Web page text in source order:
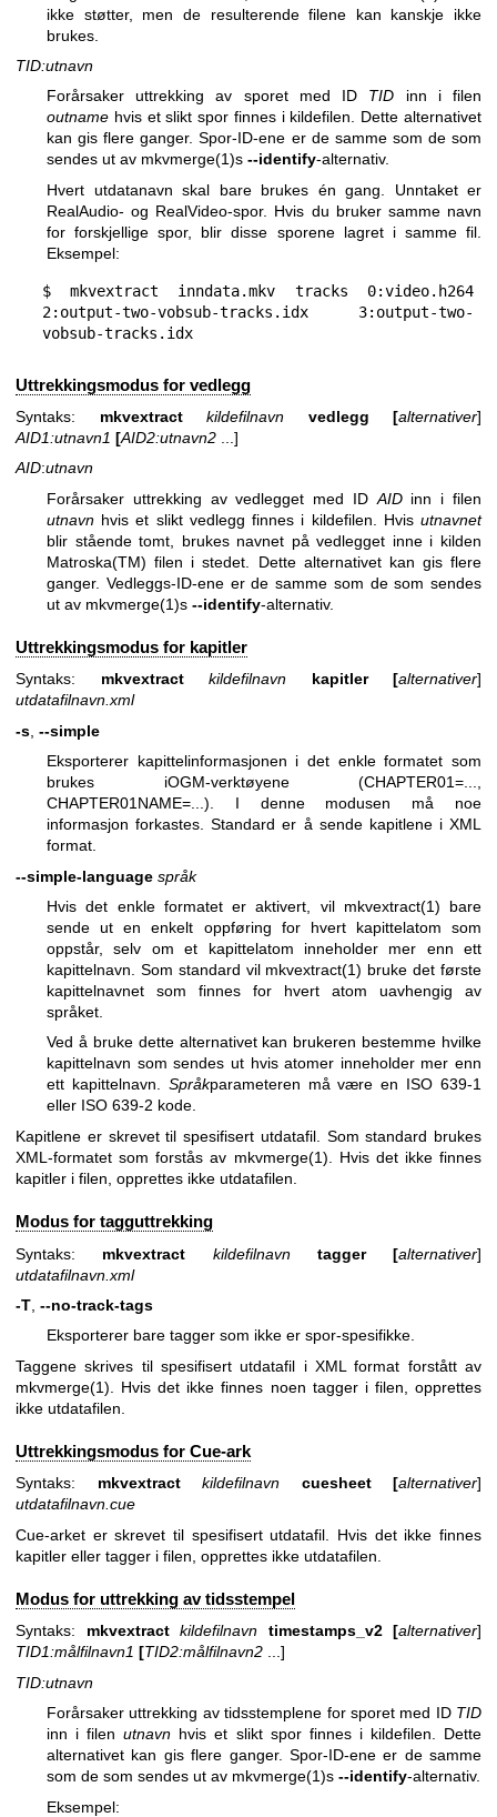
ikke støtter, men de resulterende filene kan kanskje ikke
brukes.
TID:utnavn
Forårsaker uttrekking av sporet med ID TID inn i filen
outname hvis et slikt spor finnes i kildefilen. Dette alternativet
kan gis flere ganger. Spor-ID-ene er de samme som de som
sendes ut av mkvmerge(1)s --identify-alternativ.
Hvert utdatanavn skal bare brukes én gang. Unntaket er
RealAudio- og RealVideo-spor. Hvis du bruker samme navn
for forskjellige spor, blir disse sporene lagret i samme fil.
Eksempel:
$ mkvextract inndata.mkv tracks 0:video.h264
2:output-two-vobsub-tracks.idx 3:output-two-
vobsub-tracks.idx
Uttrekkingsmodus for vedlegg
Syntaks: mkvextract kildefilnavn vedlegg [alternativer]
AID1:utnavn1 [AID2:utnavn2 ...]
AID:utnavn
Forårsaker uttrekking av vedlegget med ID AIDinn i filen
utnavn hvis et slikt vedlegg finnes i kildefilen. Hvis utnavnet
blir stående tomt, brukes navnet på vedlegget inne i kilden
Matroska(TM) filen i stedet. Dette alternativet kan gis flere
ganger. Vedleggs-ID-ene er de samme som de som sendes
ut av mkvmerge(1)s --identify-alternativ.
Uttrekkingsmodus for kapitler
Syntaks: mkvextract kildefilnavn kapitler [alternativer]
utdatafilnavn.xml
-s --simple
Eksporterer kapittelinformasjonen i det enkle formatet som
brukes iOGM-verktøyene (CHAPTER01=...,
CHAPTER01NAME=...). I denne modusen må noe
informasjon forkastes. Standard er å sende kapitlene i XML
format.
--simple-language språk
Hvis det enkle formatet er aktivert, vil mkvextract(1) bare
sende ut en enkelt oppføring for hvert kapittelatom som
oppstår, selv om et kapittelatom inneholder mer enn ett
kapittelnavn. Som standard vil mkvextract(1) bruke det første
kapittelnavnet som finnes for hvert atom uavhengig av
språket.
Ved å bruke dette alternativet kan brukeren bestemme hvilke
kapittelnavn som sendes ut hvis atomer inneholder mer enn
ett kapittelnavn. Språkparameteren må være en ISO 639-1
eller ISO 639-2 kode.
Kapitlene er skrevet til spesifisert utdatafil. Som standard brukes
XML-formatet som forstås av mkvmerge(1) . Hvis det ikke finnes
kapitler i filen, opprettes ikke utdatafilen.
Modus for tagguttrekking
Syntaks: mkvextract kildefilnavn tagger [alternativer]
utdatafilnavn.xml
-T --no-track-tags
Eksporterer bare tagger som ikke er spor-spesifikke.
Taggene skrives til spesifisert utdatafil i XML format forstått av
mkvmerge(1) . Hvis det ikke finnes noen tagger i filen, opprettes
ikke utdatafilen.
Uttrekkingsmodus for Cue-ark
Syntaks: mkvextract kildefilnavn cuesheet [alternativer]
utdatafilnavn.cue
Cue-arket er skrevet til spesifisert utdatafil. Hvis det ikke finnes
kapitler eller tagger i filen, opprettes ikke utdatafilen.
Modus for uttrekking av tidsstempel
Syntaks: mkvextract kildefilnavn timestamps_v2 [alternativer]
TID1:målfilnavn1 [TID2:målfilnavn2 ...]
TID:utnavn
Forårsaker uttrekking av tidsstemplene for sporet med ID TID
inn i filenutnavn hvis et slikt spor finnes i kildefilen. Dette
alternativet kan gis flere ganger. Spor-ID-ene er de samme
som de som sendes ut av mkvmerge(1)s --identify-alternativ.
Eksempel: